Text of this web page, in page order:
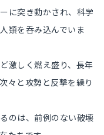
に突き動かされ、科学
類を呑み込んでいま
激しく燃え盛り、長年
々と攻勢と反撃を繰り
のは、前例のない破壊